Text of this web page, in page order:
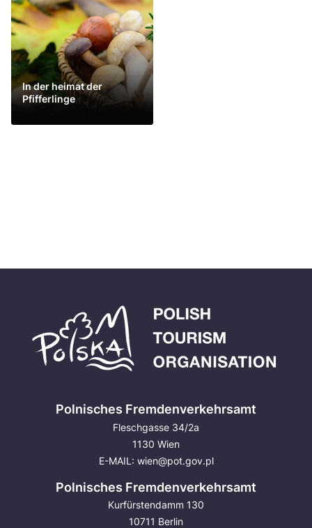
In der heimat der
Pfifferlinge
Mehr sehen
Polnisches Fremdenverkehrsamt
Fleschgasse 34/2a
1130 Wien
E-MAIL: wien@pot.gov.pl
Polnisches Fremdenverkehrsamt
Kurfürstendamm 130
10711 Berlin